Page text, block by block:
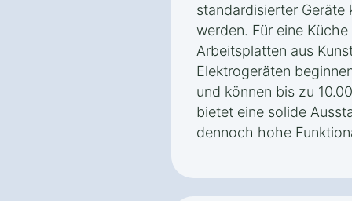
standardisierter
werden. Für eine
Arbeitsplatten aus
Elektrogeräten
und können bis zu
bietet eine solide
dennoch hohe